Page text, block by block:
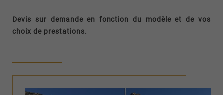
Devis sur demande en fonction du modèle et de vos
choix de prestations.